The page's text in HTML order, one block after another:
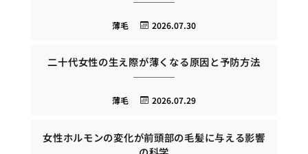
2026.07.30
薄毛
二十代女性の生え際が薄くなる原因と予防方法
2026.07.29
薄毛
女性ホルモンの変化が前頭部の毛髪に与える影響